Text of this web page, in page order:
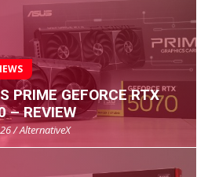
PRIME GEFORCE RTX
– REVIEW
/ AlternativeX